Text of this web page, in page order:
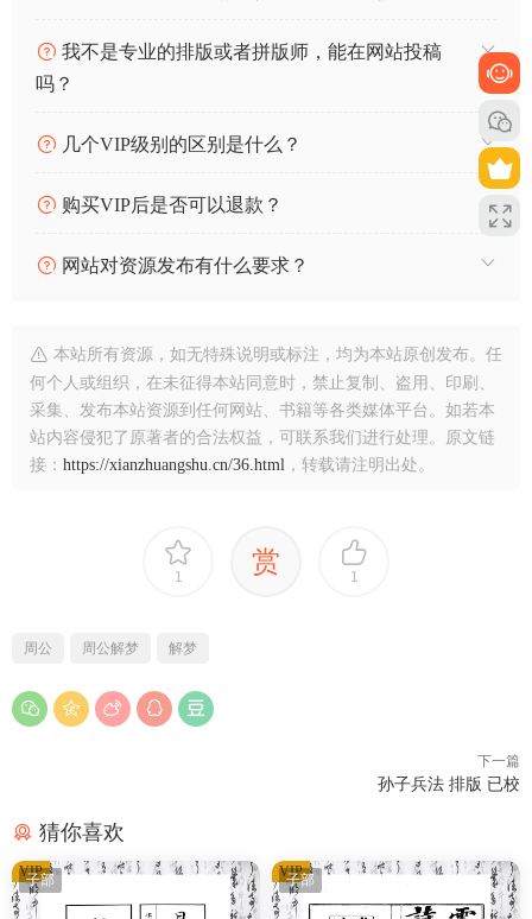
我不是专业的排版或者拼版师，能在网站投稿
吗？
几个VIP级别的区别是什么？
购买VIP后是否可以退款？
网站对资源发布有什么要求？
本站所有资源，如无特殊说明或标注，均为本站原创发布。任
何个人或组织，在未征得本站同意时，禁止复制、盗用、印刷、
采集、发布本站资源到任何网站、书籍等各类媒体平台。如若本
站内容侵犯了原著者的合法权益，可联系我们进行处理。原文链
接： https://xianzhuangshu.cn/36.html ，转载请注明出处。
1 赏 1
周公 周公解梦 解梦
下一篇
孙子兵法 排版 已校
猜你喜欢
子部
VIP 子部
VIP